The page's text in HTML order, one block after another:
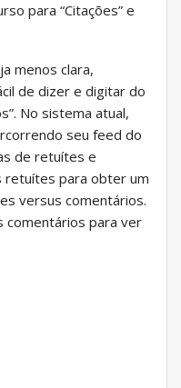
para “Citações” e
menos clara,
de dizer e digitar do
No sistema atual,
seu feed do
de retuítes e
retuítes para obter um
versus comentários.
comentários para ver